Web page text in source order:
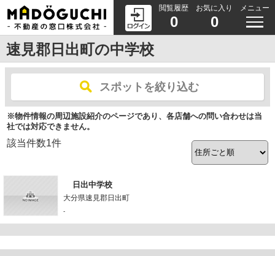
閲覧履歴
0
お気に入り
0
メニュー
速見郡日出町の中学校
スポットを絞り込む
※物件情報の周辺施設紹介のページであり、各店舗への問い合わせは当
社では対応できません。
該当件数1件
日出中学校
大分県速見郡日出町
-